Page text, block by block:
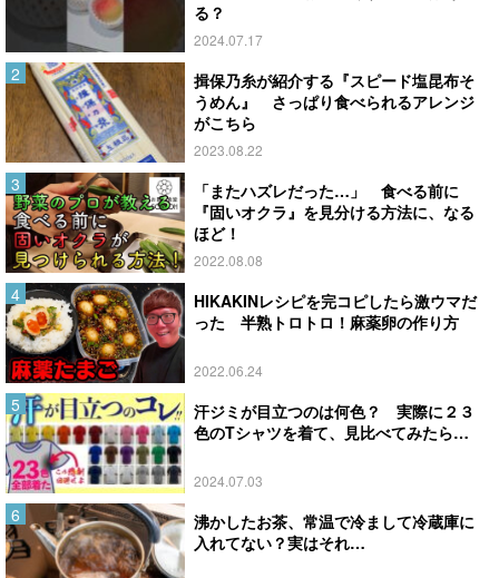
る？
2024.07.17
揖保乃糸が紹介する『スピード塩昆布そ
うめん』 さっぱり食べられるアレンジ
がこちら
2023.08.22
「またハズレだった…」 食べる前に
『固いオクラ』を見分ける方法に、なる
ほど！
2022.08.08
HIKAKINレシピを完コピしたら激ウマだ
った 半熟トロトロ！麻薬卵の作り方
2022.06.24
汗ジミが目立つのは何色？ 実際に２３
色のTシャツを着て、見比べてみたら…
2024.07.03
沸かしたお茶、常温で冷まして冷蔵庫に
入れてない？実はそれ…